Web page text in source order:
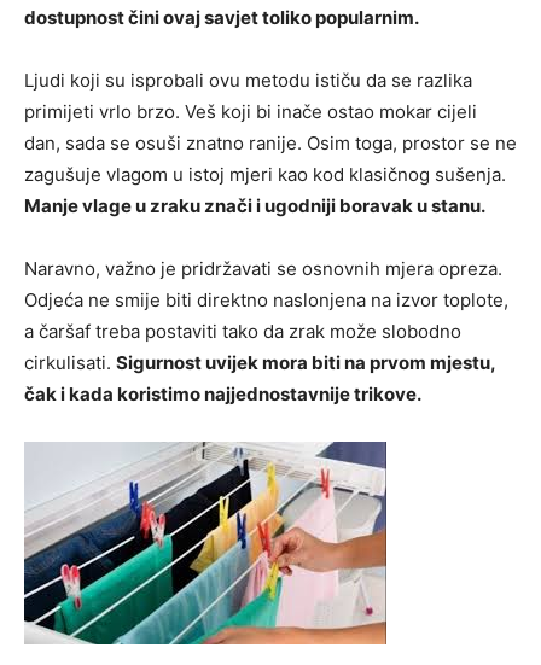
dostupnost čini ovaj savjet toliko popularnim.
Ljudi koji su isprobali ovu metodu ističu da se razlika
primijeti vrlo brzo. Veš koji bi inače ostao mokar cijeli
dan, sada se osuši znatno ranije. Osim toga, prostor se ne
zagušuje vlagom u istoj mjeri kao kod klasičnog sušenja.
Manje vlage u zraku znači i ugodniji boravak u stanu.
Naravno, važno je pridržavati se osnovnih mjera opreza.
Odjeća ne smije biti direktno naslonjena na izvor toplote,
a čaršaf treba postaviti tako da zrak može slobodno
cirkulisati. Sigurnost uvijek mora biti na prvom mjestu,
čak i kada koristimo najjednostavnije trikove.